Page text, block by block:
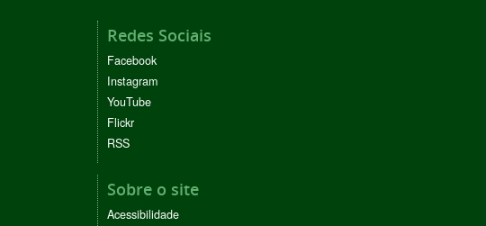
Redes Sociais
Facebook
Instagram
YouTube
Flickr
RSS
Sobre o site
Acessibilidade